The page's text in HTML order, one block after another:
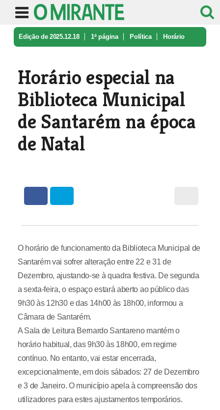
Edição de 2025.12.18 1ª página Política Horário
Horário especial na
Biblioteca Municipal
de Santarém na época
de Natal
O horário de funcionamento da Biblioteca Municipal de
Santarém vai sofrer alteração entre 22 e 31 de
Dezembro, ajustando-se à quadra festiva. De segunda
a sexta-feira, o espaço estará aberto ao público das
9h30 às 12h30 e das 14h00 às 18h00, informou a
Câmara de Santarém.
A Sala de Leitura Bernardo Santareno mantém o
horário habitual, das 9h30 às 18h00, em regime
contínuo. No entanto, vai estar encerrada,
excepcionalmente, em dois sábados: 27 de Dezembro
e 3 de Janeiro. O município apela à compreensão dos
utilizadores para estes ajustamentos temporários.